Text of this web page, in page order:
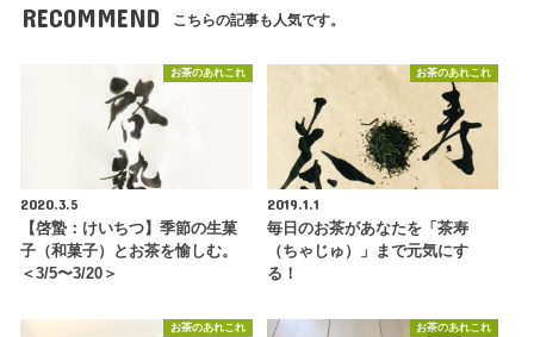
RECOMMEND こちらの記事も人気です。
お茶のあれこれ
2020.3.5
【啓蟄：けいちつ】季節の生菓
子（和菓子）とお茶を愉しむ。
＜3/5〜3/20＞
お茶のあれこれ
2019.1.1
毎日のお茶があなたを「茶寿
（ちゃじゅ）」まで元気にす
る！
お茶のあれこれ お茶のあれこれ